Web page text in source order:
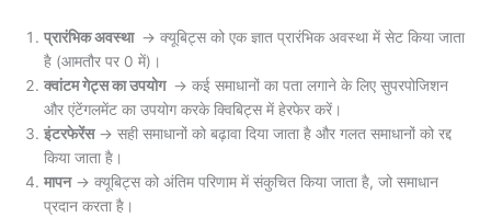
प्रारंभिक अवस्था → क्यूबिट्स को एक ज्ञात प्रारंभिक अवस्था में सेट किया जाता
है (आमतौर पर 0 में)।
क्वांटम गेट्स का उपयोग → कई समाधानों का पता लगाने के लिए सुपरपोजिशन
और एंटेंगलमेंट का उपयोग करके क्विबिट्स में हेरफेर करें।
इंटरफेरेंस→ सही समाधानों को बढ़ावा दिया जाता है और गलत समाधानों को रद्द
किया जाता है।
मापन→ क्यूबिट्स को अंतिम परिणाम में संकुचित किया जाता है, जो समाधान
प्रदान करता है।